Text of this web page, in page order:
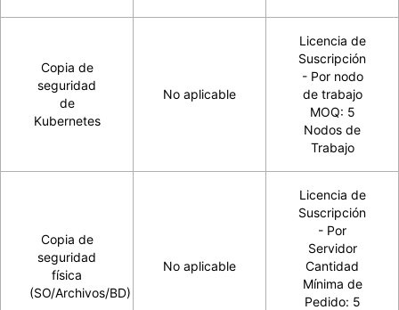
Copia de
seguridad
de
Kubernetes
No aplicable
Licencia de
Suscripción
- Por nodo
de trabajo
MOQ: 5
Nodos de
Trabajo
Copia de
seguridad
física
(SO/Archivos/BD)
No aplicable
Licencia de
Suscripción
- Por
Servidor
Cantidad
Mínima de
Pedido: 5